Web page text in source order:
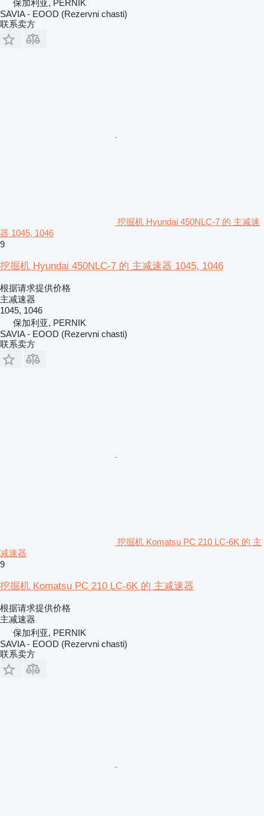
保加利亚, PERNIK
SAVIA - EOOD (Rezervni chasti)
联系卖方
挖掘机 Hyundai 450NLC-7 的 主减速
器 1045, 1046
9
挖掘机 Hyundai 450NLC-7 的 主减速器 1045, 1046
根据请求提供价格
主减速器
1045, 1046
保加利亚, PERNIK
SAVIA - EOOD (Rezervni chasti)
联系卖方
挖掘机 Komatsu PC 210 LC-6K 的 主
减速器
9
挖掘机 Komatsu PC 210 LC-6K 的 主减速器
根据请求提供价格
主减速器
保加利亚, PERNIK
SAVIA - EOOD (Rezervni chasti)
联系卖方